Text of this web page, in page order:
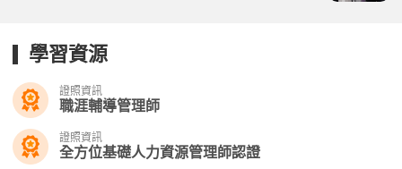
學習資源
證照資訊
職涯輔導管理師
證照資訊
全方位基礎人力資源管理師認證